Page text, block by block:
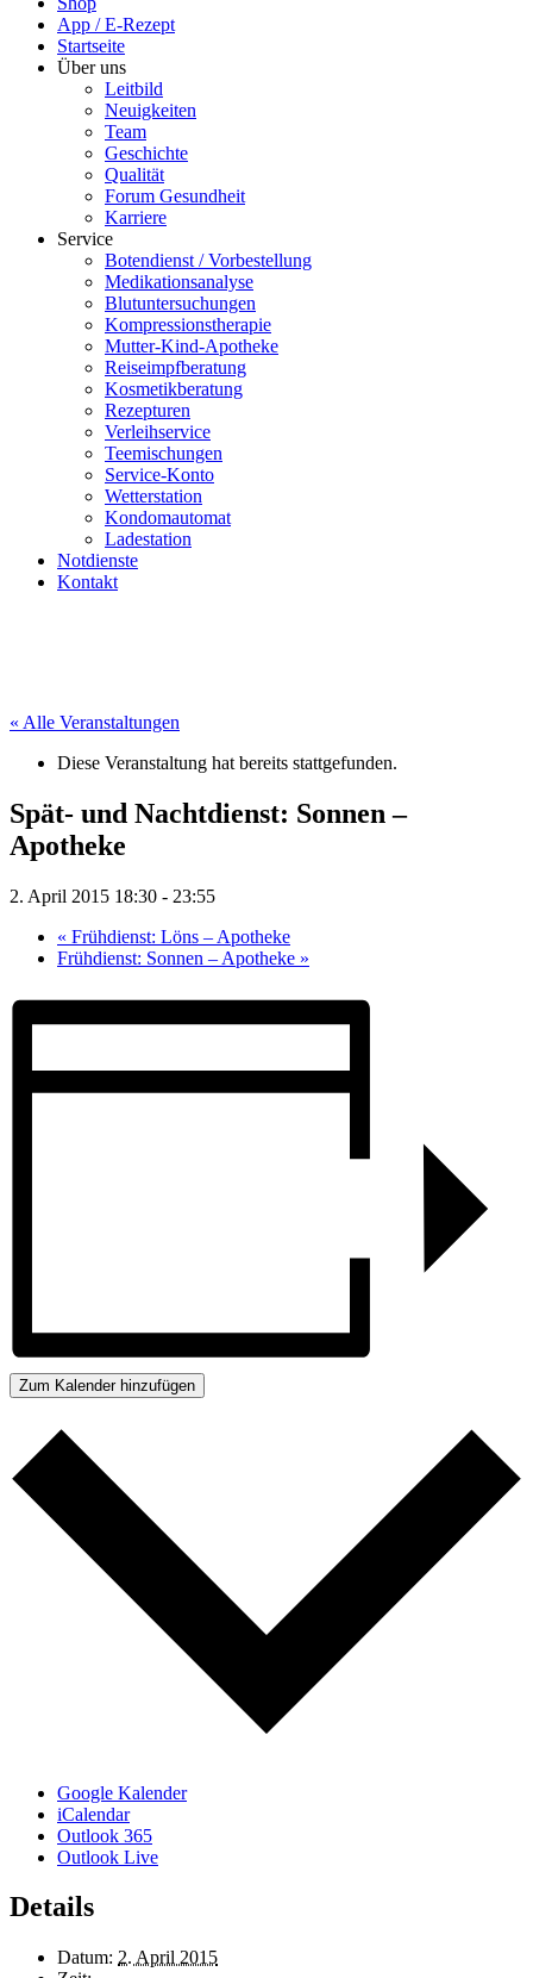
App / E-Rezept
Startseite
Über uns
Leitbild
Neuigkeiten
Team
Geschichte
Qualität
Forum Gesundheit
Karriere
Service
Botendienst / Vorbestellung
Medikationsanalyse
Blutuntersuchungen
Kompressionstherapie
Mutter-Kind-Apotheke
Reiseimpfberatung
Kosmetikberatung
Rezepturen
Verleihservice
Teemischungen
Service-Konto
Wetterstation
Kondomautomat
Ladestation
Notdienste
Kontakt
« Alle Veranstaltungen
Diese Veranstaltung hat bereits stattgefunden.
Spät- und Nachtdienst: Sonnen –
Apotheke
2. April 2015 18:30 - 23:55
« Frühdienst: Löns – Apotheke
Frühdienst: Sonnen – Apotheke »
Zum Kalender hinzufügen
Google Kalender
iCalendar
Outlook 365
Outlook Live
Details
Datum: 2. April 2015